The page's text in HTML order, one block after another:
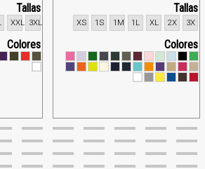
Tallas
3XL
XXL
Colores
Tallas
3X
2X
XL
1L
1M
1S
XS
Colores